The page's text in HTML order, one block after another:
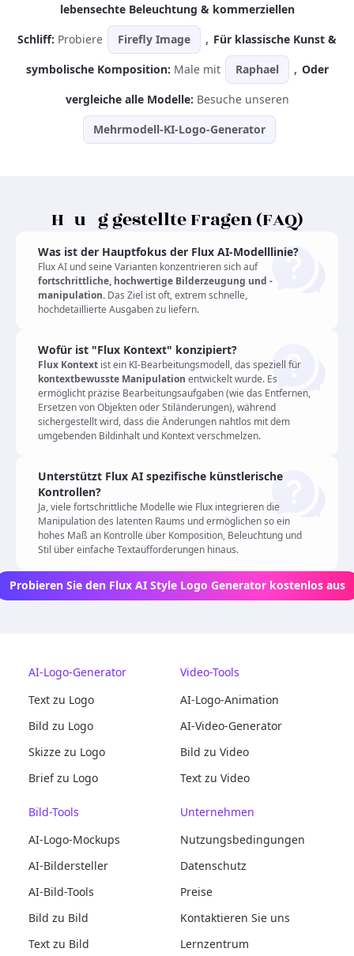
lebensechte Beleuchtung & kommerziellen
Schliff: Probiere Firefly Image , Für klassische Kunst &
symbolische Komposition: Male mit Raphael , Oder
vergleiche alle Modelle: Besuche unseren
Mehrmodell-KI-Logo-Generator
Häufig gestellte Fragen (FAQ)
Was ist der Hauptfokus der Flux AI-Modelllinie?
Flux AI und seine Varianten konzentrieren sich auf
fortschrittliche, hochwertige Bilderzeugung und -
manipulation. Das Ziel ist oft, extrem schnelle,
hochdetaillierte Ausgaben zu liefern.
Wofür ist "Flux Kontext" konzipiert?
Flux Kontext ist ein KI-Bearbeitungsmodell, das speziell für
kontextbewusste Manipulation entwickelt wurde. Es
ermöglicht präzise Bearbeitungsaufgaben (wie das Entfernen,
Ersetzen von Objekten oder Stiländerungen), während
sichergestellt wird, dass die Änderungen nahtlos mit dem
umgebenden Bildinhalt und Kontext verschmelzen.
Unterstützt Flux AI spezifische künstlerische
Kontrollen?
Ja, viele fortschrittliche Modelle wie Flux integrieren die
Manipulation des latenten Raums und ermöglichen so ein
hohes Maß an Kontrolle über Komposition, Beleuchtung und
Stil über einfache Textaufforderungen hinaus.
Probieren Sie den Flux AI Style Logo Generator kostenlos aus
AI-Logo-Generator
Text zu Logo
Bild zu Logo
Skizze zu Logo
Brief zu Logo
Video-Tools
AI-Logo-Animation
AI-Video-Generator
Bild zu Video
Text zu Video
Bild-Tools
AI-Logo-Mockups
AI-Bildersteller
AI-Bild-Tools
Bild zu Bild
Text zu Bild
Unternehmen
Nutzungsbedingungen
Datenschutz
Preise
Kontaktieren Sie uns
Lernzentrum